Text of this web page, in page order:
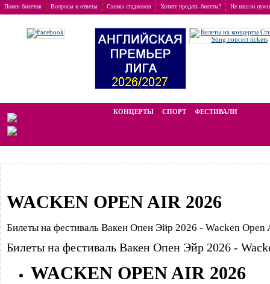
Поиск билетов Вопросы и ответы Схемы стадионов Хотите продать билеты? Не нашли
КОНЦЕРТЫ СПОРТ ФЕСТИВАЛИ
WACKEN OPEN AIR 2026
Билеты на фестиваль Вакен Опен Эйр 2026 - Wacken
Билеты на фестиваль Вакен Опен Эйр 2026 -
WACKEN OPEN AIR 2026